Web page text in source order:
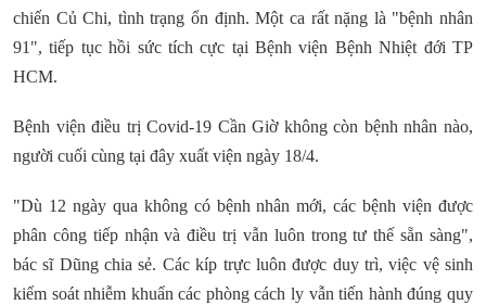
chiến Củ Chi, tình trạng ổn định. Một ca rất nặng là "bệnh nhân
91", tiếp tục hồi sức tích cực tại Bệnh viện Bệnh Nhiệt đới TP
HCM.
Bệnh viện điều trị Covid-19 Cần Giờ không còn bệnh nhân nào,
người cuối cùng tại đây xuất viện ngày 18/4.
"Dù 12 ngày qua không có bệnh nhân mới, các bệnh viện được
phân công tiếp nhận và điều trị vẫn luôn trong tư thế sẵn sàng",
bác sĩ Dũng chia sẻ. Các kíp trực luôn được duy trì, việc vệ sinh
kiểm soát nhiễm khuẩn các phòng cách ly vẫn tiến hành đúng quy